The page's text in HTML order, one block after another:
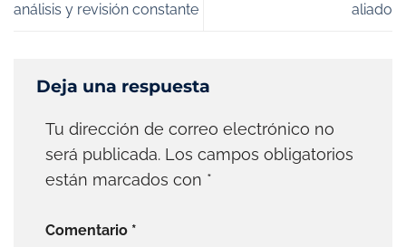
análisis y revisión constante
aliado
Deja una respuesta
Tu dirección de correo electrónico no
será publicada. Los campos obligatorios
están marcados con *
Comentario *